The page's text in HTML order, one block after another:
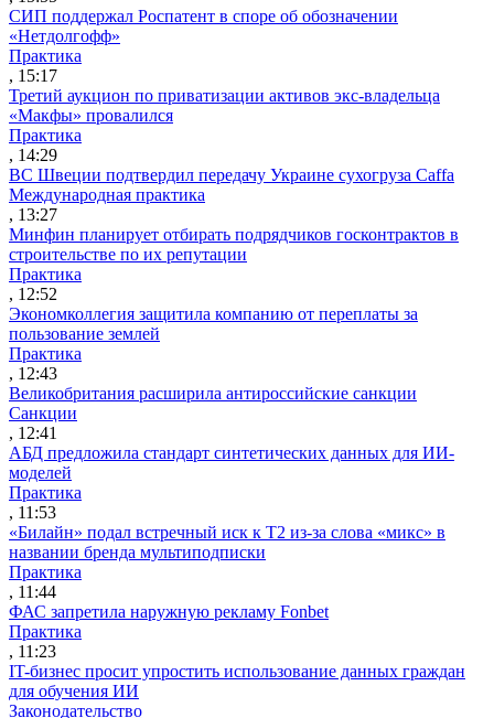
СИП поддержал Роспатент в споре об обозначении
«Нетдолгофф»
Практика
, 15:17
Третий аукцион по приватизации активов экс-владельца
«Макфы» провалился
Практика
, 14:29
ВС Швеции подтвердил передачу Украине сухогруза Caffa
Международная практика
, 13:27
Минфин планирует отбирать подрядчиков госконтрактов в
строительстве по их репутации
Практика
, 12:52
Экономколлегия защитила компанию от переплаты за
пользование землей
Практика
, 12:43
Великобритания расширила антироссийские санкции
Санкции
, 12:41
АБД предложила стандарт синтетических данных для ИИ-
моделей
Практика
, 11:53
«Билайн» подал встречный иск к Т2 из-за слова «микс» в
названии бренда мультиподписки
Практика
, 11:44
ФАС запретила наружную рекламу Fonbet
Практика
, 11:23
IT-бизнес просит упростить использование данных граждан
для обучения ИИ
Законодательство